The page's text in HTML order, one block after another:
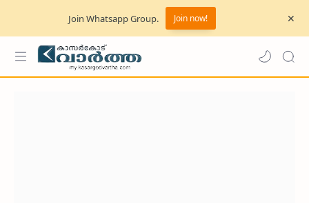
Join Whatsapp Group. Join now!